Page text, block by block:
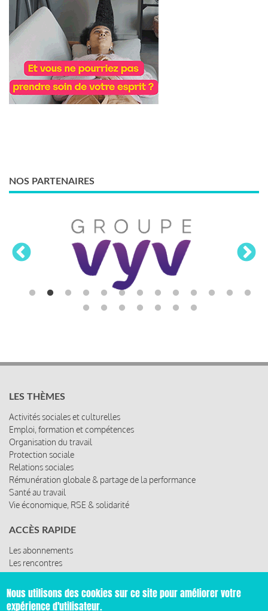
NOS PARTENAIRES
Organisation du travail
Relations sociales
Santé au travail
Vie économique, RSE & solidarité
ACCÈS RAPIDE
Les abonnements
Les rencontres
Les ressources
© 2019 Miroir Social - Réalisé par
Pied
d’abonnement
Nous utilisons des cookies sur ce site pour améliorer votre
expérience d'utilisateur.